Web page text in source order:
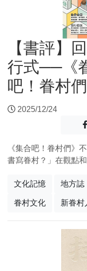
【書評】
行式──《
吧！眷村們
2025/12/24
《集合吧！眷村們》
書寫眷村？」在觀點
文化記憶 地方誌
眷村文化 新眷村